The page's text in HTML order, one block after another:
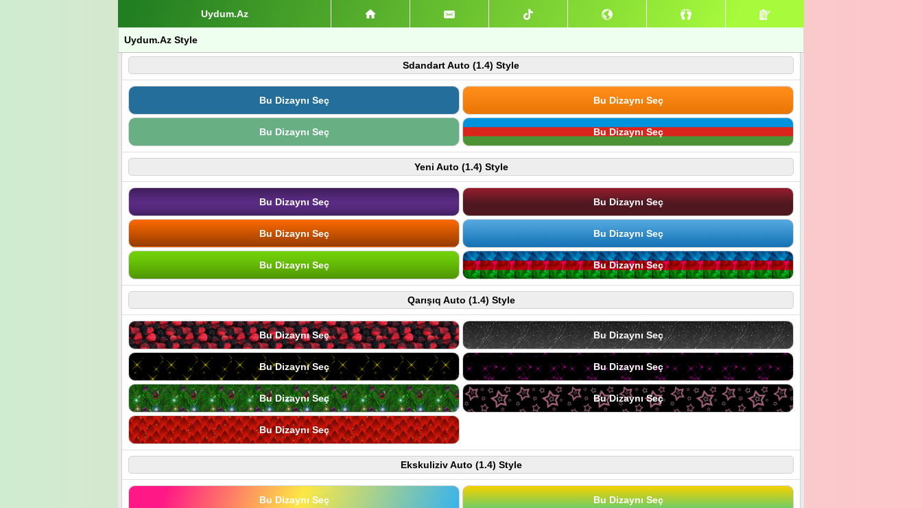
Uydum.Az
Uydum.Az Style
Sdandart Auto (1.4) Style
Bu Dizaynı Seç Bu Dizaynı Seç
Bu Dizaynı Seç Bu Dizaynı Seç
Yeni Auto (1.4) Style
Bu Dizaynı Seç Bu Dizaynı Seç
Bu Dizaynı Seç Bu Dizaynı Seç
Bu Dizaynı Seç Bu Dizaynı Seç
Qarışıq Auto (1.4) Style
Bu Dizaynı Seç Bu Dizaynı Seç
Bu Dizaynı Seç Bu Dizaynı Seç
Bu Dizaynı Seç Bu Dizaynı Seç
Bu Dizaynı Seç
Ekskuliziv Auto (1.4) Style
Bu Dizaynı Seç Bu Dizaynı Seç